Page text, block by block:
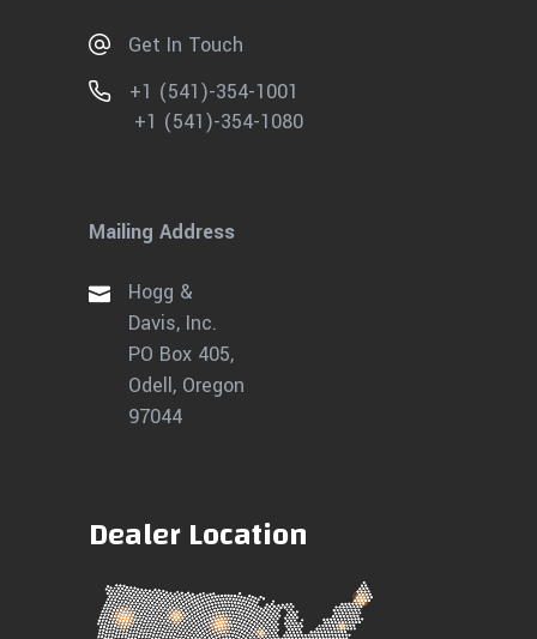
Get In Touch
+1 (541)-354-1001
+1 (541)-354-1080
Mailing Address
Hogg &
Davis, Inc.
PO Box 405,
Odell, Oregon
97044
Dealer Location